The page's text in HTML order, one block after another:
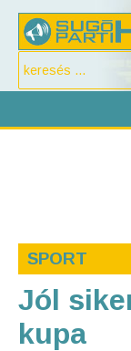
SPORT
Jól
kupa